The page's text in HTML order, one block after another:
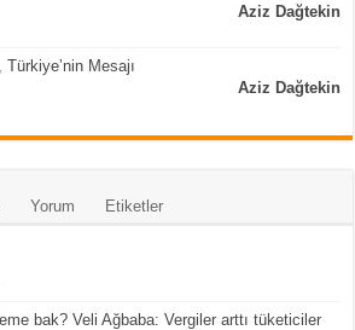
Aziz Dağtekin
Mesajı
Aziz Dağtekin
Yorum Etiketler
bak? Veli Ağbaba: Vergiler arttı tüketiciler